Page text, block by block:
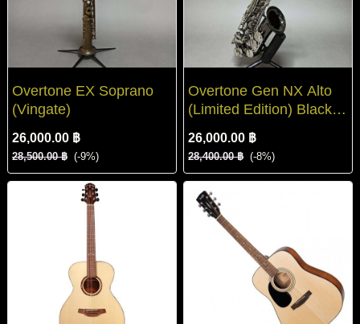
Overtone EX Soprano
(Vingate)
26,000.00 ฿
28,500.00 ฿ (-9%)
Overtone Gen NX Alto
(Limited Edition) Black
26,000.00 ฿
28,400.00 ฿ (-8%)